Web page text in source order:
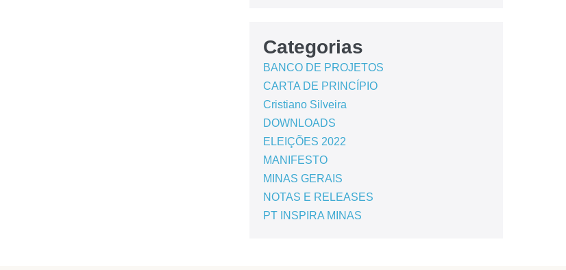
Categorias
BANCO DE PROJETOS
CARTA DE PRINCÍPIO
Cristiano Silveira
DOWNLOADS
ELEIÇÕES 2022
MANIFESTO
MINAS GERAIS
NOTAS E RELEASES
PT INSPIRA MINAS